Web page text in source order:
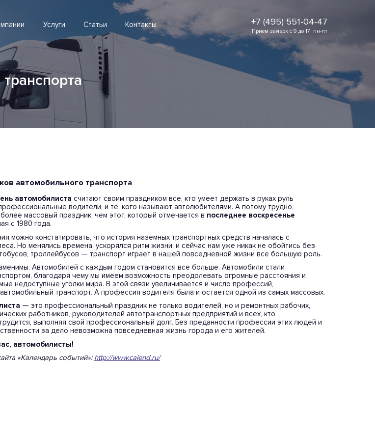
Услуги Статьи Контакты +7 (495) 551-04-47
Прием заявок с 9 до 17  пн-пт
автомобильного транспорта
автомобилиста считают своим праздником все, кто умеет держать в руках руль
водители, и те, кого называют автолюбителями. А потому трудно,
массовый праздник, чем этот, который отмечается в последнее воскресенье
с 1980 года.
можно констатировать, что история наземных транспортных средств началась с
Но менялись времена, ускорялся ритм жизни, и сейчас нам уже никак не обойтись без
троллейбусов — транспорт играет в нашей повседневной жизни все большую роль.
Автомобилей с каждым годом становится все больше. Автомобили стали
благодаря чему мы имеем возможность преодолевать огромные расстояния и
недоступные уголки мира. В этой связи увеличивается и число профессий,
транспорт. А профессия водителя была и остается одной из самых массовых.
— это профессиональный праздник не только водителей, но и ремонтных рабочих,
работников, руководителей автотранспортных предприятий и всех, кто
выполняя свой профессиональный долг. Без преданности профессии этих людей и
за дело невозможна повседневная жизнь города и его жителей.
автомобилисты!
«Календарь событий»: http://www.calend.ru/